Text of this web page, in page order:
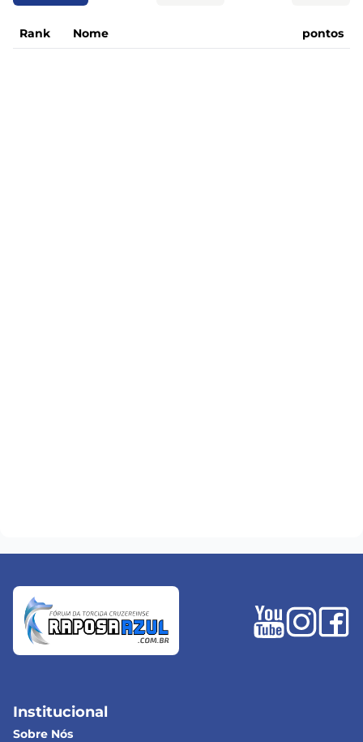
Rank Nome pontos
Institucional
Sobre Nós